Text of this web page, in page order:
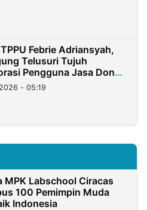
Febrie Adriansyah,
Telusuri Tujuh
Pengguna Jasa Don
- 05:19
MPK Labschool Ciracas
100 Pemimpin Muda
Indonesia